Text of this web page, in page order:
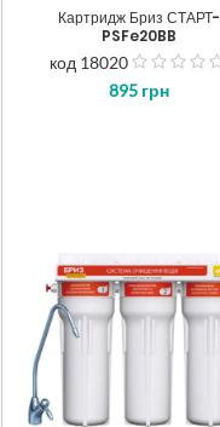
Картридж Бриз СТАРТ-
PSFe20BB
код 18020
895 грн